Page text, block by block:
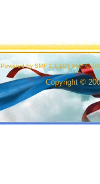
Powered by SMF 1.1.10 | SMF ©
Copyright ©